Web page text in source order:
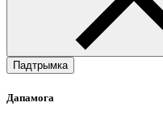
Падтрымка
Дапамога